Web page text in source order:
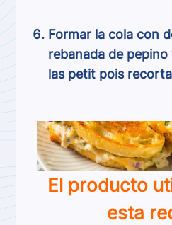
Formar la cola con
rebanada de
las petit pois
El producto
esta